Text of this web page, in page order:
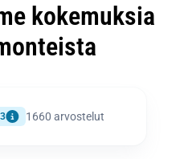
kokemuksia
1660 arvostelut